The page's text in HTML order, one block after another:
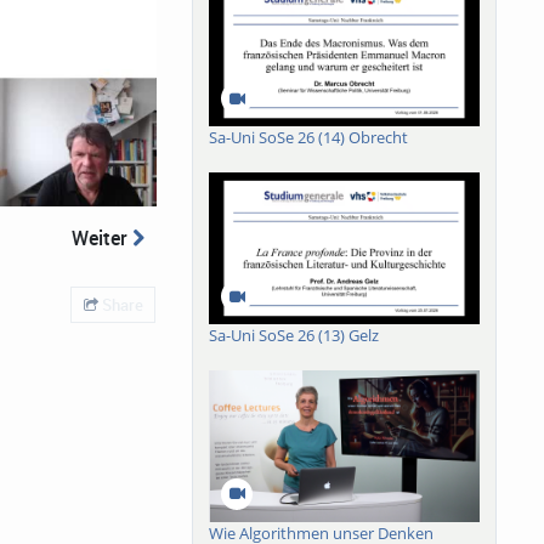
Weiter
Share
Sa-Uni SoSe 26 (14) Obrecht
Sa-Uni SoSe 26 (13) Gelz
Wie Algorithmen unser Denken